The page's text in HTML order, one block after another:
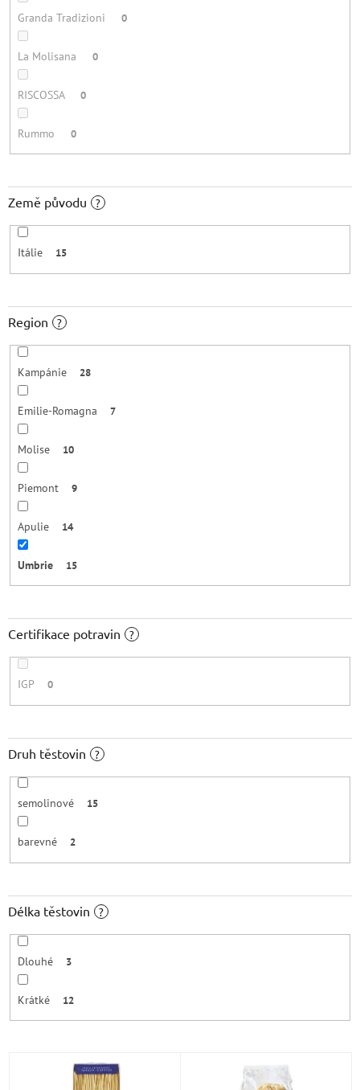
Granda Tradizioni 0
La Molisana 0
RISCOSSA 0
Rummo 0
Země původu ?
Itálie 15
Region ?
Kampánie 28
Emilie-Romagna 7
Molise 10
Piemont 9
Apulie 14
Umbrie 15
Certifikace potravin ?
IGP 0
Druh těstovin ?
semolinové 15
barevné 2
Délka těstovin ?
Dlouhé 3
Krátké 12